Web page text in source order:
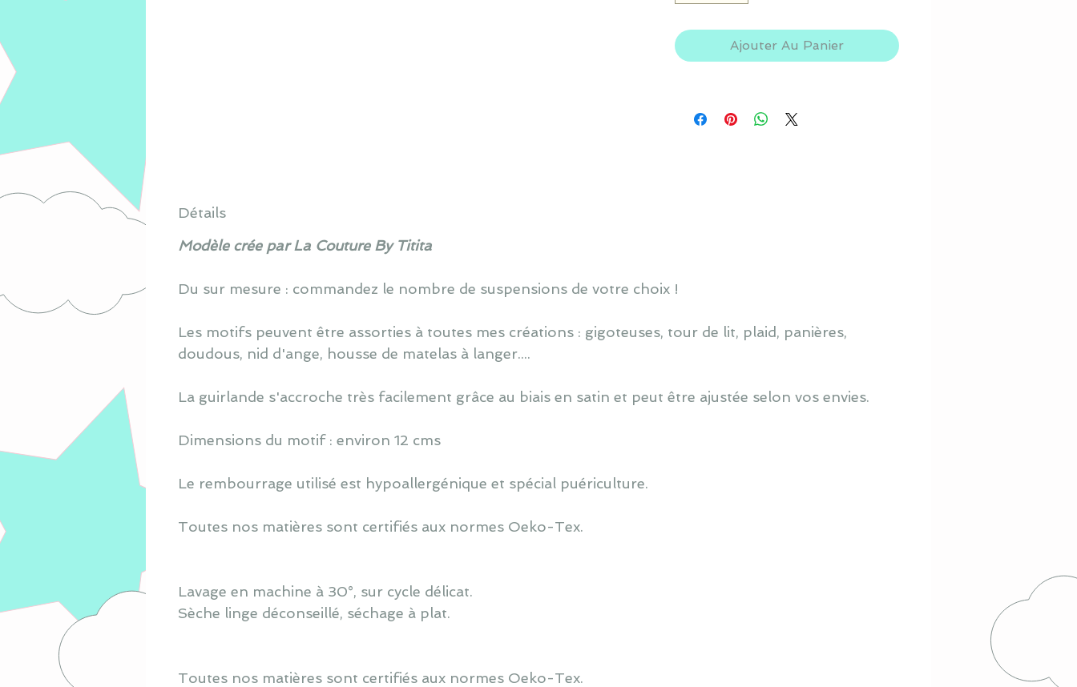
Ajouter Au Panier
Détails
Modèle crée par La Couture By Titita
Du sur mesure : commandez le nombre de suspensions de votre choix !
Les motifs peuvent être assorties à toutes mes créations : gigoteuses, tour de lit, plaid, panières,
doudous, nid d'ange, housse de matelas à langer....
La guirlande s'accroche très facilement grâce au biais en satin et peut être ajustée selon vos envies.
Dimensions du motif : environ 12 cms
Le rembourrage utilisé est hypoallergénique et spécial puériculture.
Toutes nos matières sont certifiés aux normes Oeko-Tex.
Lavage en machine à 30°, sur cycle délicat.
Sèche linge déconseillé, séchage à plat.
Toutes nos matières sont certifiés aux normes Oeko-Tex.